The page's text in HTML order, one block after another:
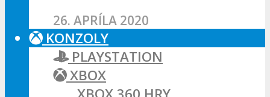
26. APRÍLA 2020
KONZOLY
PLAYSTATION
XBOX